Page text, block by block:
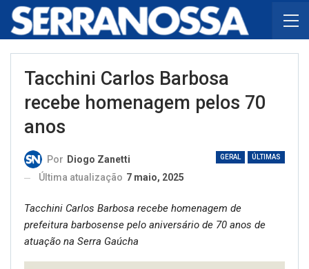
Tacchini Carlos Barbosa
recebe homenagem pelos 70
anos
GERAL ÚLTIMAS
Por Diogo Zanetti
Última atualização 7 maio, 2025
Tacchini Carlos Barbosa recebe homenagem de
prefeitura barbosense pelo aniversário de 70 anos de
atuação na Serra Gaúcha